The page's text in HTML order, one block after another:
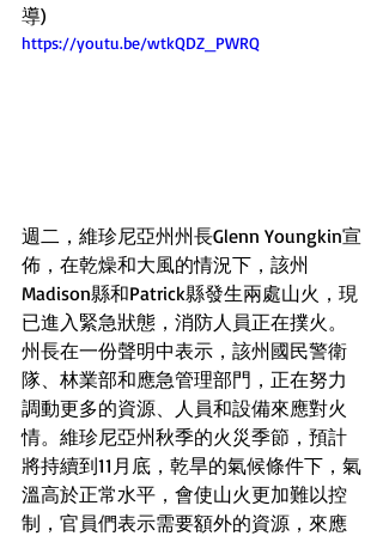
導)
https://youtu.be/wtkQDZ_PWRQ
週二，維珍尼亞州州長Glenn Youngkin宣
佈，在乾燥和大風的情況下，該州
Madison縣和Patrick縣發生兩處山火，現
已進入緊急狀態，消防人員正在撲火。
州長在一份聲明中表示，該州國民警衛
隊、林業部和應急管理部門，正在努力
調動更多的資源、人員和設備來應對火
情。維珍尼亞州秋季的火災季節，預計
將持續到11月底，乾旱的氣候條件下，氣
溫高於正常水平，會使山火更加難以控
制，官員們表示需要額外的資源，來應